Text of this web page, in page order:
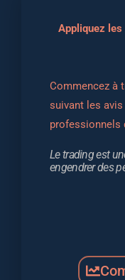
Appliquez
Commencez à
suivant les
professionnels
Le trading est
engendrer des